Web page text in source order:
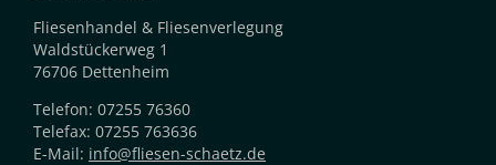
Fliesenhandel & Fliesenverlegung
Waldstückerweg 1
76706 Dettenheim
Telefon: 07255 76360
Telefax: 07255 763636
E-Mail: info@fliesen-schaetz.de